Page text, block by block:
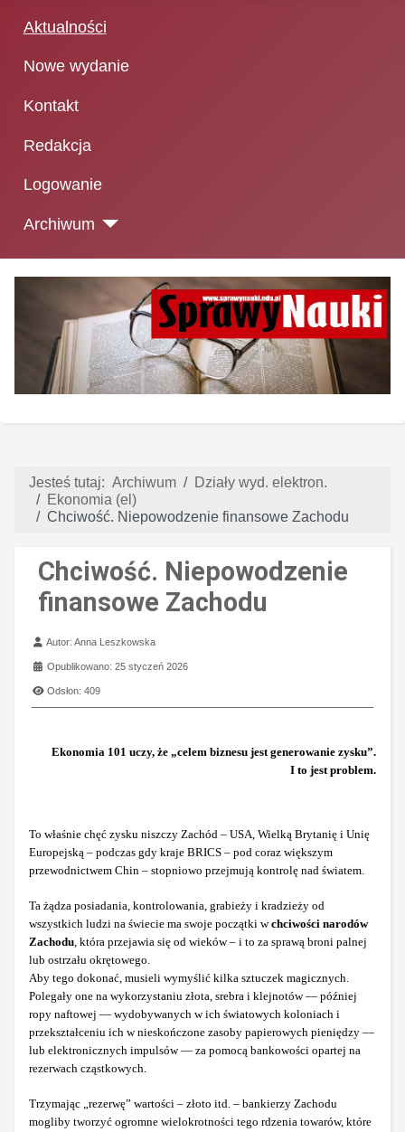
Aktualności
Nowe wydanie
Kontakt
Redakcja
Logowanie
Archiwum
Jesteś tutaj: Archiwum
Działy wyd. elektron.
Ekonomia (el)
Chciwość. Niepowodzenie finansowe Zachodu
Chciwość. Niepowodzenie
finansowe Zachodu
Szczegóły
Autor:Anna Leszkowska
Opublikowano: 25 styczeń 2026
Odsłon: 409
Ekonomia 101 uczy, że „celem biznesu jest generowanie zysku”.
I to jest problem.
To właśnie chęć zysku niszczy Zachód – USA, Wielką Brytanię i Unię
Europejską – podczas gdy kraje BRICS – pod coraz większym
przewodnictwem Chin – stopniowo przejmują kontrolę nad światem.
Ta żądza posiadania, kontrolowania, grabieży i kradzieży od
wszystkich ludzi na świecie ma swoje początki wchciwości narodów
Zachodu, która przejawia się od wieków – i to za sprawą broni palnej
lub ostrzału okrętowego.
Aby tego dokonać, musieli wymyślić kilka sztuczek magicznych.
Polegały one na wykorzystaniu złota, srebra i klejnotów — później
ropy naftowej — wydobywanych w ich światowych koloniach i
przekształceniu ich w nieskończone zasoby papierowych pieniędzy —
lub elektronicznych impulsów — za pomocą bankowości opartej na
rezerwach cząstkowych.
Trzymając „rezerwę” wartości – złoto itd. – bankierzy Zachodu
mogliby tworzyć ogromne wielokrotności tego rdzenia towarów, które